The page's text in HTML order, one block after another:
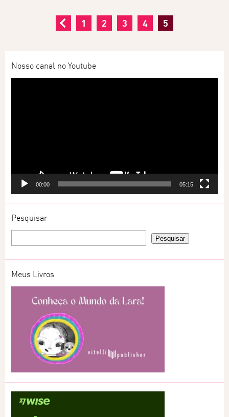
1 2 3 4 5
Nosso canal no Youtube
00:00 05:15
Pesquisar
Meus Livros